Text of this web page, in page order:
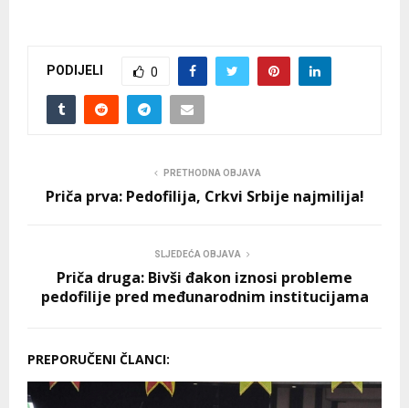
PODIJELI 0
PRETHODNA OBJAVA
Priča prva: Pedofilija, Crkvi Srbije najmilija!
SLJEDEĆA OBJAVA
Priča druga: Bivši đakon iznosi probleme
pedofilije pred međunarodnim institucijama
PREPORUČENI ČLANCI: